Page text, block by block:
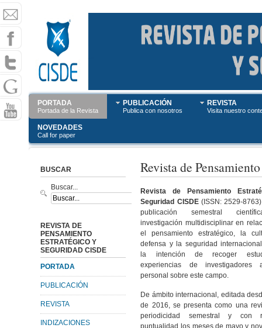
PORTADA
Portada de la Revista
PUBLICACIÓN
Publica con nosotros
REVISTA
Visita nuestro
NOVEDADES
Call for paper
Revista de
Revista de Pensamiento
Seguridad CISDE(ISSN: 2529-
publicación semestral
investigación multidisciplinar en
el pensamiento estratégico, la
defensa y la seguridad
la intención de recoger
experiencias de investigadores
personal sobre este campo.
De ámbito internacional, editada
de 2016, se presenta como una
periodicidad semestral y con
puntualidad los meses de mayo y
BUSCAR
Buscar...
REVISTA DE
PENSAMIENTO
ESTRATÉGICO Y
SEGURIDAD CISDE
PORTADA
PUBLICACIÓN
REVISTA
INDIZACIONES